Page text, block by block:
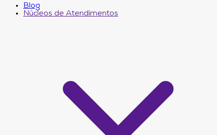
Blog
Núcleos de Atendimentos